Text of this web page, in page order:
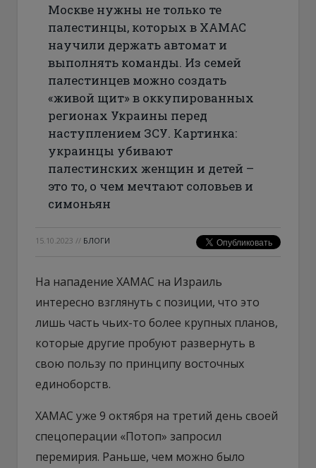
Москве нужны не только те
палестинцы, которых в ХАМАС
научили держать автомат и
выполнять команды. Из семей
палестинцев можно создать
«живой щит» в оккупированных
регионах Украины перед
наступлением ЗСУ. Картинка:
украинцы убивают
палестинских женщин и детей –
это то, о чем мечтают соловьев и
симоньян
15.10.2023 // БЛОГИ
На нападение ХАМАС на Израиль
интересно взглянуть с позиции, что это
лишь часть чьих-то более крупных планов,
которые другие пробуют развернуть в
свою пользу по принципу восточных
единоборств.
ХАМАС уже 9 октября на третий день своей
спецоперации «Потоп» запросил
перемирия. Раньше, чем можно было